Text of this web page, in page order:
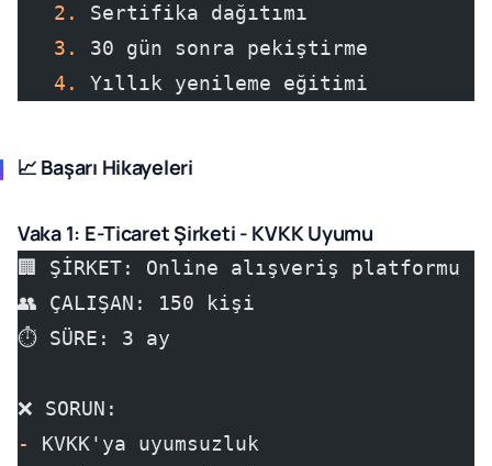
   2.
Sertifika dağıtımı
   3.
30 gün sonra pekiştirme
   4.
Yıllık yenileme eğitimi
📈 Başarı Hikayeleri
Vaka 1: E-Ticaret Şirketi - KVKK Uyumu
🏢 ŞİRKET: Online alışveriş platformu
👥 ÇALIŞAN: 150 kişi
⏱️ SÜRE: 3 ay
❌ SORUN:
-
KVKK'ya uyumsuzluk